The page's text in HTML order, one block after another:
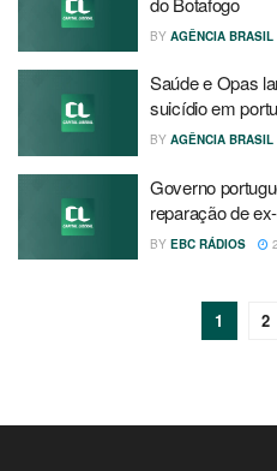
BY AGÊNCIA BRASIL
Saúde e Opas
suicídio em
BY AGÊNCIA BRASIL
Governo
reparação de
BY EBC RÁDIOS
1 2